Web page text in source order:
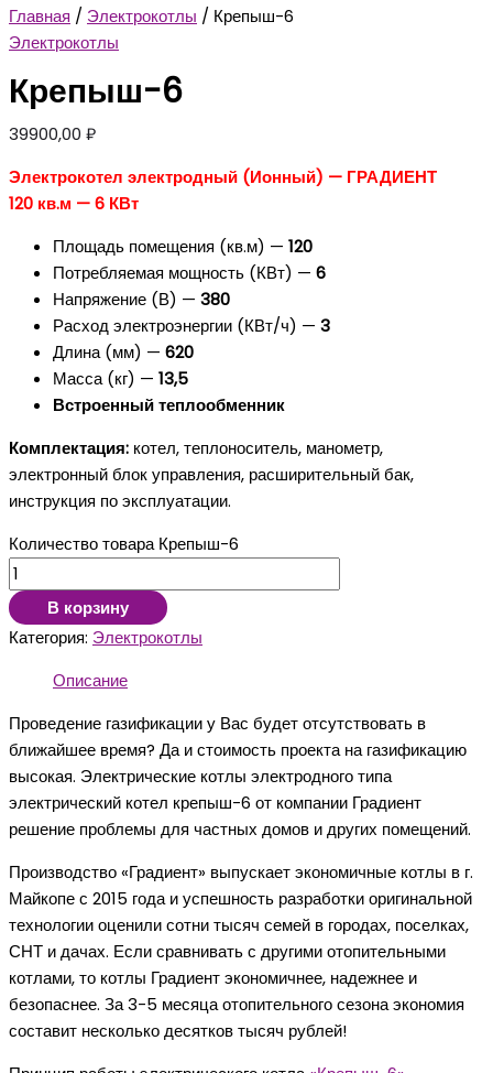
Главная / Электрокотлы / Крепыш-6
Электрокотлы
Крепыш-6
39900,00 ₽
Электрокотел электродный (Ионный) — ГРАДИЕНТ
120 кв.м — 6 КВт
Площадь помещения (кв.м) — 120
Потребляемая мощность (КВт) — 6
Напряжение (В) — 380
Расход электроэнергии (КВт/ч) — 3
Длина (мм) — 620
Масса (кг) — 13,5
Встроенный теплообменник
Комплектация: котел, теплоноситель, манометр,
электронный блок управления, расширительный бак,
инструкция по эксплуатации.
Количество товара Крепыш-6
В корзину
Категория: Электрокотлы
Описание
Проведение газификации у Вас будет отсутствовать в
ближайшее время? Да и стоимость проекта на газификацию
высокая. Электрические котлы электродного типа
электрический котел крепыш-6 от компании Градиент
решение проблемы для частных домов и других помещений.
Производство «Градиент» выпускает экономичные котлы в г.
Майкопе с 2015 года и успешность разработки оригинальной
технологии оценили сотни тысяч семей в городах, поселках,
СНТ и дачах. Если сравнивать с другими отопительными
котлами, то котлы Градиент экономичнее, надежнее и
безопаснее. За 3-5 месяца отопительного сезона экономия
составит несколько десятков тысяч рублей!